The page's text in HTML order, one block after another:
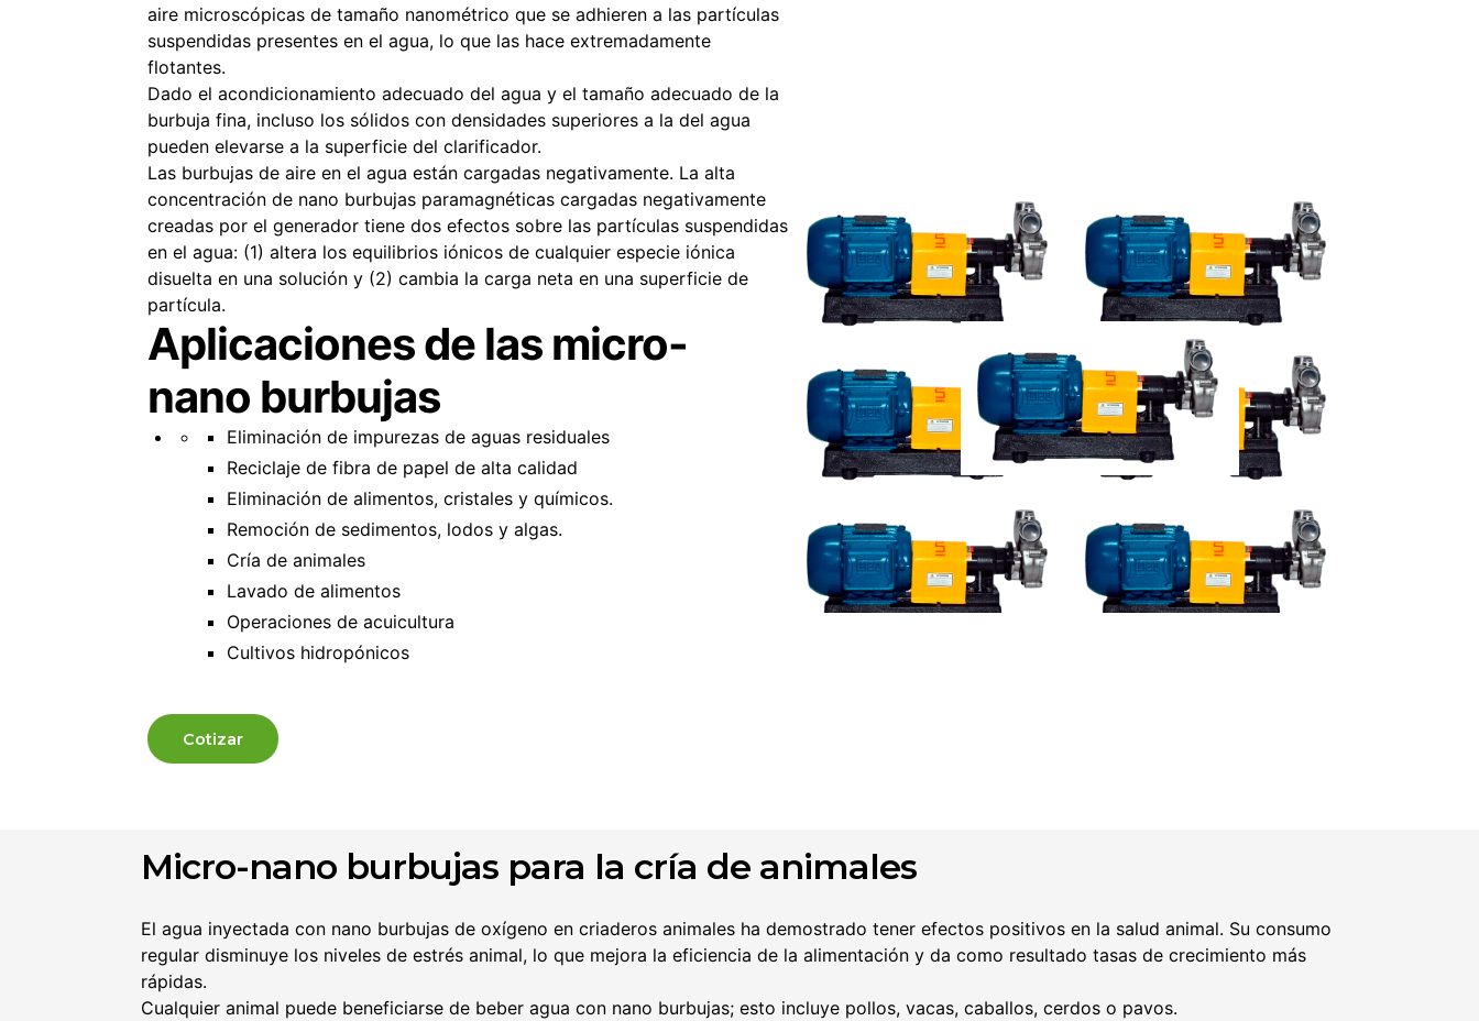
aire microscópicas de tamaño nanométrico que se adhieren a las partículas
suspendidas presentes en el agua, lo que las hace extremadamente
flotantes.
Dado el acondicionamiento adecuado del agua y el tamaño adecuado de la
burbuja fina, incluso los sólidos con densidades superiores a la del agua
pueden elevarse a la superficie del clarificador.
Las burbujas de aire en el agua están cargadas negativamente. La alta
concentración de nano burbujas paramagnéticas cargadas negativamente
creadas por el generador tiene dos efectos sobre las partículas suspendidas
en el agua: (1) altera los equilibrios iónicos de cualquier especie iónica
disuelta en una solución y (2) cambia la carga neta en una superficie de
partícula.
Aplicaciones de las micro-
nano burbujas
Eliminación de impurezas de aguas residuales
Reciclaje de fibra de papel de alta calidad
Eliminación de alimentos, cristales y químicos.
Remoción de sedimentos, lodos y algas.
Cría de animales
Lavado de alimentos
Operaciones de acuicultura
Cultivos hidropónicos
Cotizar
Micro-nano burbujas para la cría de animales
El agua inyectada con nano burbujas de oxígeno en criaderos animales ha demostrado tener efectos positivos en la salud animal. Su consumo
regular disminuye los niveles de estrés animal, lo que mejora la eficiencia de la alimentación y da como resultado tasas de crecimiento más
rápidas.
Cualquier animal puede beneficiarse de beber agua con nano burbujas; esto incluye pollos, vacas, caballos, cerdos o pavos.